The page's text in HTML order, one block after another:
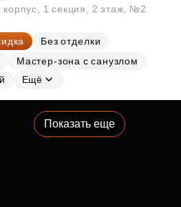
1 секция, 2 этаж, №2
Без отделки
Мастер-зона с санузлом
Ещё
Показать еще